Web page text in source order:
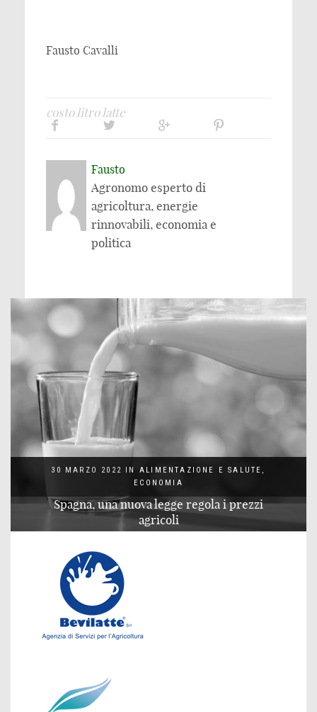
Fausto Cavalli
costo litro latte
Fausto
Agronomo esperto di
agricoltura, energie
rinnovabili, economia e
politica
30 MARZO 2022 IN ALIMENTAZIONE E SALUTE ,
ECONOMIA
Spagna, una nuova legge regola i prezzi
agricoli